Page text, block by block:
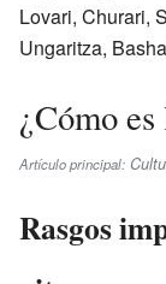
Lovari, Churari,
Ungaritza,
¿Cómo
Artículo principal:
Rasgos